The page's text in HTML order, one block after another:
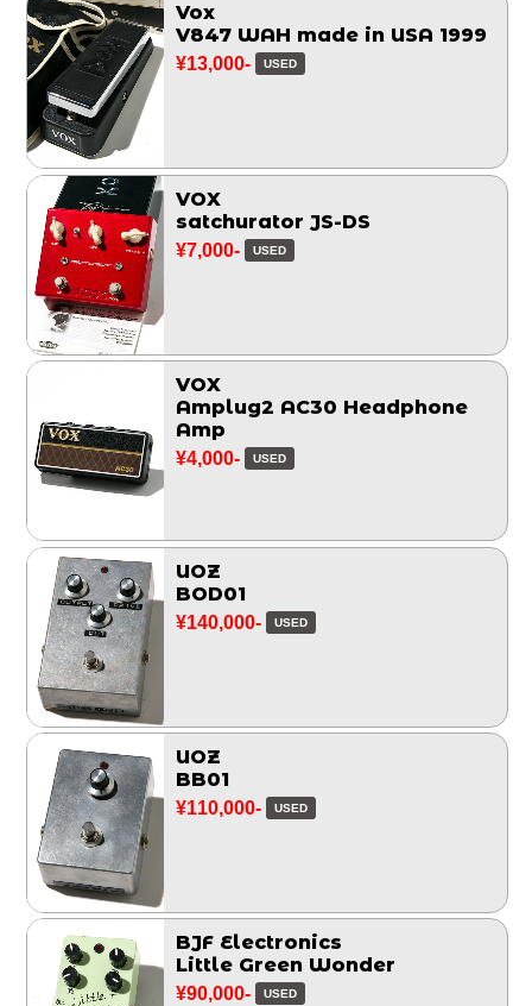
Vox
V847 WAH made in USA 1999
¥13,000- USED
VOX
satchurator JS-DS
¥7,000- USED
VOX
Amplug2 AC30 Headphone
Amp
¥4,000- USED
UOZ
BOD01
¥140,000- USED
UOZ
BB01
¥110,000- USED
BJF Electronics
Little Green Wonder
¥90,000- USED